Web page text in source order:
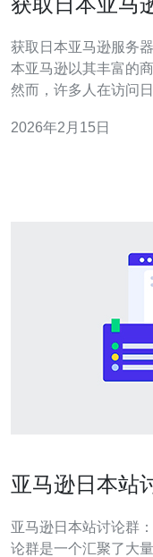
获取日本亚马逊服务
本亚马逊以其丰富的
然而，许多人在访问
你顺利获取日本亚马逊服务器地址
2026年2月15日
亚马逊日本站
亚马逊日本站讨论群：全面了
论群是一个汇聚了大